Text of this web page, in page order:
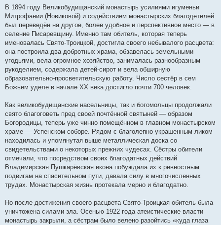
В 1894 году Великобудищанский монастырь усилиями игуменьи
Митрофании (Новиковой) и содействием монастырских благодетелей
был переведён на другое, более удобное и перспективное место — в
селение Писаревщину. Именно там обитель, которая теперь
именовалась Свято-Троицкой, достигла своего небывалого расцвета:
она построила два добротных храма, обзавелась земельными
угодьями, вела огромное хозяйство, занималась разнообразным
рукоделием, содержала детей-сирот и вела обширную
образовательно-просветительскую работу. Число сестёр в сем
Божьем уделе в начале ХХ века достигло почти 700 человек.
Как великобудищанские насельницы, так и богомольцы продолжали
свято благоговеть пред своей почтённой святыней — образом
Богородицы, теперь уже чинно помещённом в главном монастырском
храме — Успенском соборе. Рядом с благолепно украшенным ликом
находилась и упомянутая выше металлическая доска со
свидетельствами о некоторых прежних чудесах. Сёстры обители
отмечали, что посредством своих благодатных действий
Владимирская Пушкарёвская икона побуждала их к ревностным
подвигам на спасительном пути, давала силу в многочисленных
трудах. Монастырская жизнь протекала мерно и благодатно.
Но после достижения своего расцвета Свято-Троицкая обитель была
уничтожена силами зла. Осенью 1922 года атеистические власти
монастырь закрыли, а сёстрам было велено разойтись «куда глаза